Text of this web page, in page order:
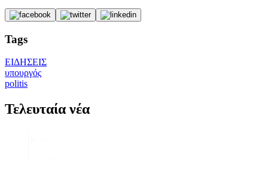
Tags
ΕΙΔΗΣΕΙΣ
υπουργός
politis
Τελευταία νέα